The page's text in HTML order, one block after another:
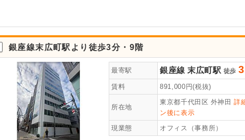
銀座線末広町駅より徒歩3分・9階
最寄駅 銀座線 末広町駅 徒歩 3
賃料 891,000 円(税抜)
所在地
東京都千代田区 外神田詳
ン後に表示
現業態 オフィス（事務所）